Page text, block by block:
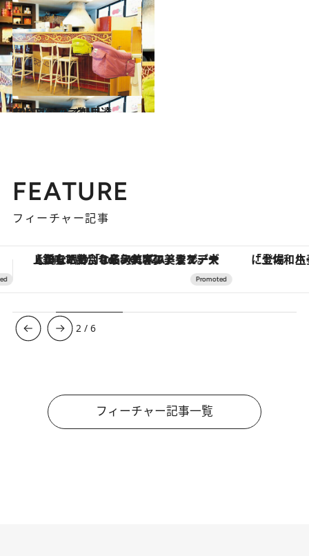
2011.10.20
おしゃれママ御用達SPOT イータリー
ライフスタイル
FEATURE
フィーチャー記事
「土佐和ハーブかき氷」がOMO7高知に登場！生姜、山椒、大葉など目にも舌にも涼を呼ぶ郷土の味 ヴァシュロン・コンスタンタ
3 /6
フィーチャー記事一覧